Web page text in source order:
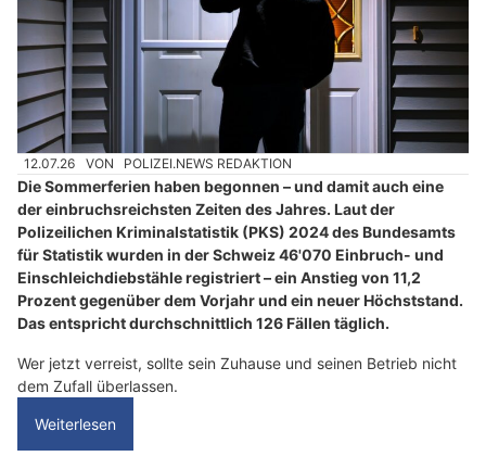
12.07.26 VON POLIZEI.NEWS REDAKTION
Die Sommerferien haben begonnen – und damit auch eine
der einbruchsreichsten Zeiten des Jahres. Laut der
Polizeilichen Kriminalstatistik (PKS) 2024 des Bundesamts
für Statistik wurden in der Schweiz 46'070 Einbruch- und
Einschleichdiebstähle registriert – ein Anstieg von 11,2
Prozent gegenüber dem Vorjahr und ein neuer Höchststand.
Das entspricht durchschnittlich 126 Fällen täglich.
Wer jetzt verreist, sollte sein Zuhause und seinen Betrieb nicht
dem Zufall überlassen.
Weiterlesen